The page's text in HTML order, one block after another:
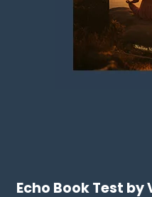
Echo Book Test